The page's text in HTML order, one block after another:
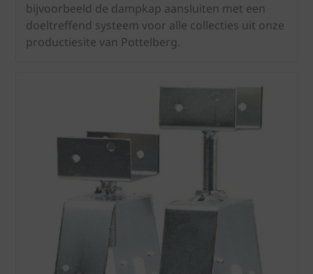
bijvoorbeeld de dampkap aansluiten met een
doeltreffend systeem voor alle collecties uit onze
productiesite van Pottelberg.